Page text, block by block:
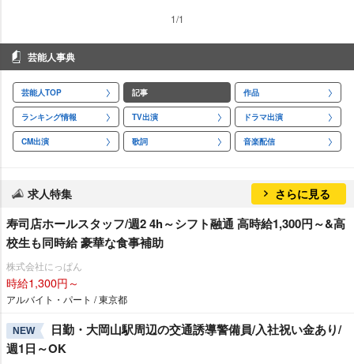
1/1
芸能人事典
芸能人TOP 記事 作品
ランキング情報 TV出演 ドラマ出演
CM出演 歌詞 音楽配信
求人特集 さらに見る
寿司店ホールスタッフ/週2 4h～シフト融通 高時給1,300円～&高
校生も同時給 豪華な食事補助
株式会社にっぱん
時給1,300円～
アルバイト・パート / 東京都
NEW
日勤・大岡山駅周辺の交通誘導警備員/入社祝い金あり/
週1日～OK